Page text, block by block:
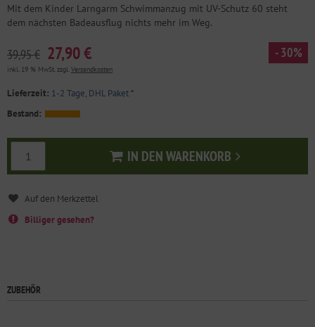
Mit dem Kinder Larngarm Schwimmanzug mit UV-Schutz 60 steht
dem nächsten Badeausflug nichts mehr im Weg.
39,95 € 27,90 € - 30%
inkl. 19 % MwSt. zzgl. Versandkosten
Lieferzeit: 1-2 Tage, DHL Paket*
Bestand:
IN DEN WARENKORB
In den Warenkorb
Billiger gesehen?
ZUBEHÖR